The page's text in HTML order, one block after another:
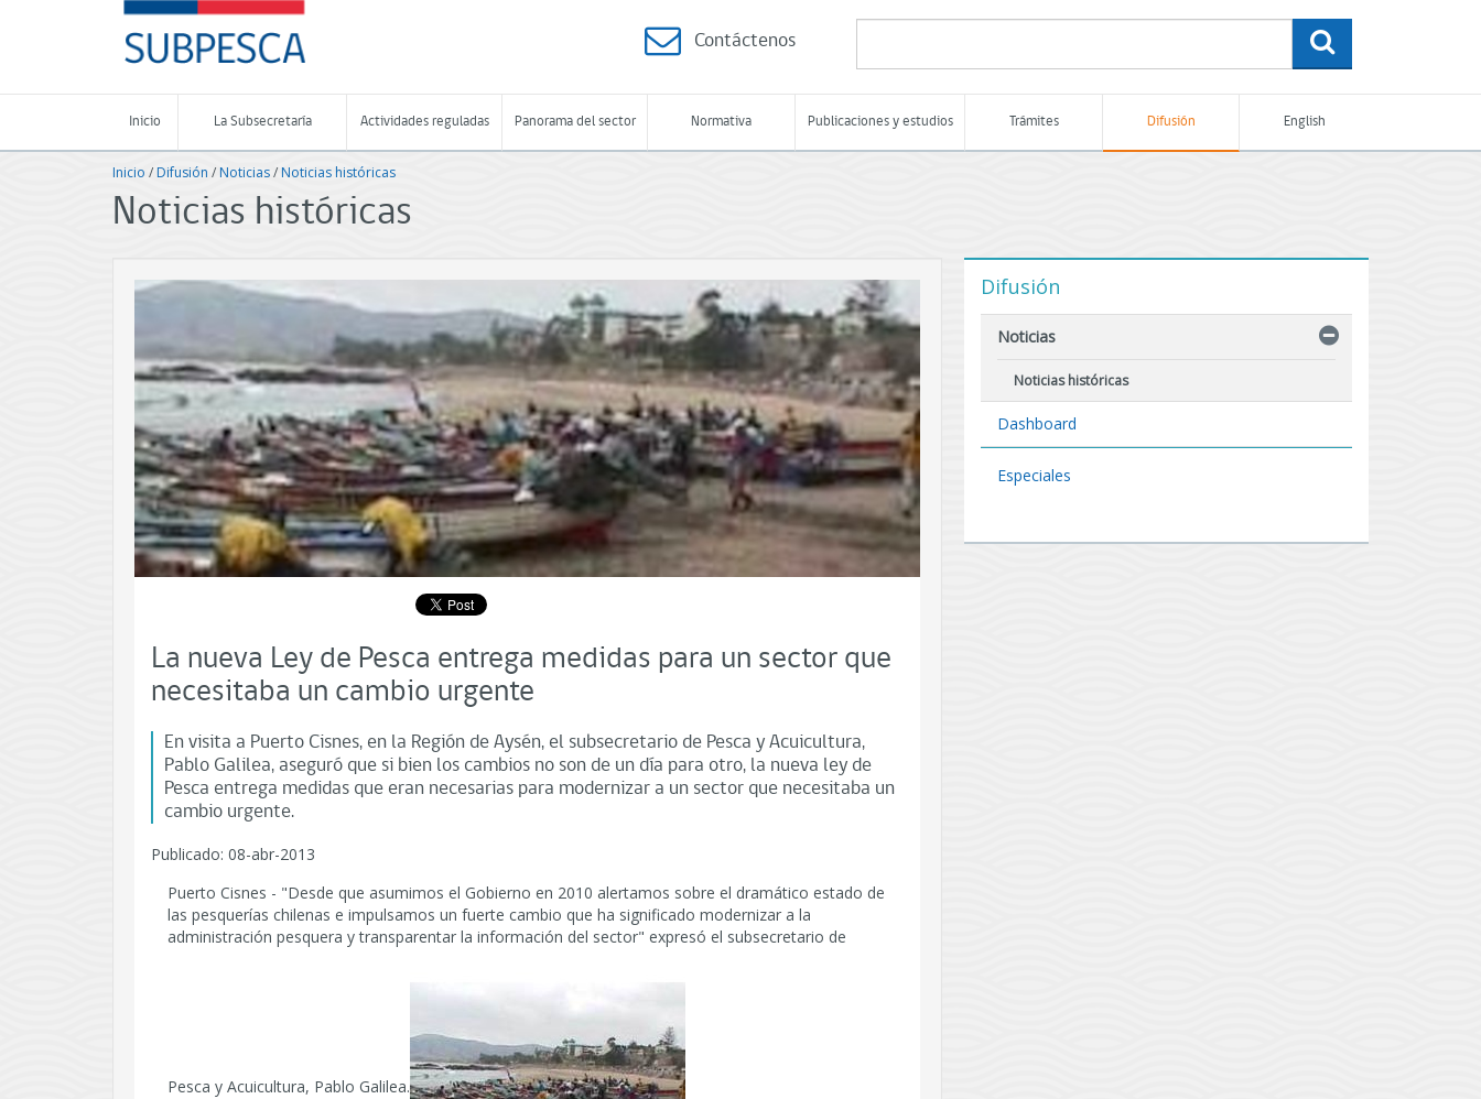
-
Subsecretaría
de
Pesca
Acuicultura
-
Gobierno
de
Contáctenos
Inicio La Subsecretaría Actividades reguladas Panorama del sector Normativa Publicaciones y estudios Trámites Difusión English
Inicio /Difusión /Noticias/Noticias históricas
Noticias históricas
La nueva Ley de Pesca entrega medidas para un sector que
necesitaba un cambio urgente
En visita a Puerto Cisnes, en la Región de Aysén, el subsecretario de Pesca y Acuicultura,
Pablo Galilea, aseguró que si bien los cambios no son de un día para otro, la nueva ley de
Pesca entrega medidas que eran necesarias para modernizar a un sector que necesitaba un
cambio urgente.
Publicado: 08-abr-2013
Puerto Cisnes - "Desde que asumimos el Gobierno en 2010 alertamos sobre el dramático estado de
las pesquerías chilenas e impulsamos un fuerte cambio que ha significado modernizar a la
administración pesquera y transparentar la información del sector" expresó el subsecretario de
Pesca y Acuicultura, Pablo Galilea.
Difusión
Noticias
Noticias históricas
Dashboard
Especiales